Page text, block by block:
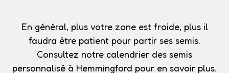
En général, plus votre zone est froide, plus il
faudra être patient pour partir ses semis.
Consultez notre calendrier des semis
personnalisé à Hemmingford pour en savoir plus.